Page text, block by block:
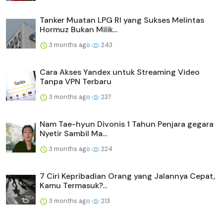
Tanker Muatan LPG RI yang Sukses Melintas
Hormuz Bukan Milik...
3 months ago 243
Cara Akses Yandex untuk Streaming Video
Tanpa VPN Terbaru
3 months ago 237
Nam Tae-hyun Divonis 1 Tahun Penjara gegara
Nyetir Sambil Ma...
3 months ago 224
7 Ciri Kepribadian Orang yang Jalannya Cepat,
Kamu Termasuk?...
3 months ago 213